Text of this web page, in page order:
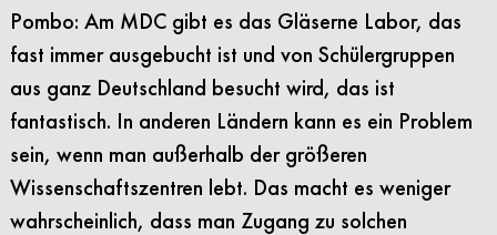
Pombo: Am MDC gibt es das Gläserne Labor, das
fast immer ausgebucht ist und von Schülergruppen
aus ganz Deutschland besucht wird, das ist
fantastisch. In anderen Ländern kann es ein Problem
sein, wenn man außerhalb der größeren
Wissenschaftszentren lebt. Das macht es weniger
wahrscheinlich, dass man Zugang zu solchen